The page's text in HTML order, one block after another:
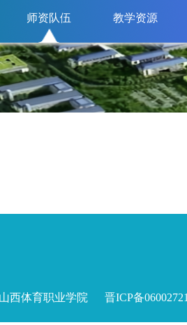
师资队伍
师资队伍 教学资源
西体育职业学院 晋ICP备